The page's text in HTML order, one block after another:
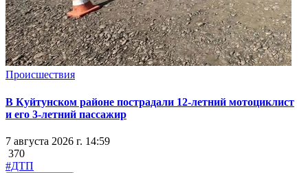
Происшествия
В Куйтунском районе пострадали 12-летний мотоциклист
и его 3-летний пассажир
7 августа 2026 г. 14:59
370
#ДТП